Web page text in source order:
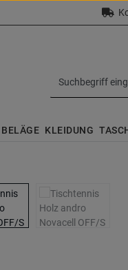
BELÄGE KLEIDUNG